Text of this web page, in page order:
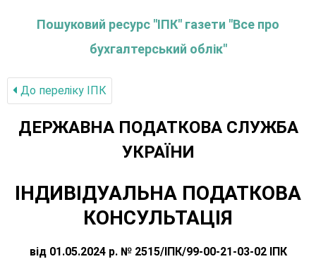
Пошуковий ресурс "ІПК" газети "Все про
бухгалтерський облік"
До переліку IПК
ДЕРЖАВНА ПОДАТКОВА СЛУЖБА
УКРАЇНИ
ІНДИВІДУАЛЬНА ПОДАТКОВА
КОНСУЛЬТАЦІЯ
від 01.05.2024 р. № 2515/ІПК/99-00-21-03-02 ІПК